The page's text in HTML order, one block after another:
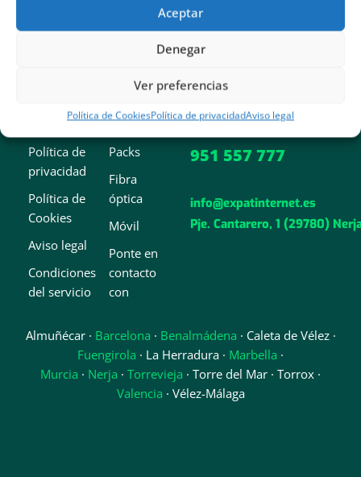
Aceptar
Denegar
Ver preferencias
Política de CookiesPolítica de privacidadAviso legal
Política de
privacidad
Política de
Cookies
Aviso legal
Condiciones
del servicio
Servicios
Packs
Fibra
óptica
Móvil
Ponte en
contacto
con
Ponte en contacto con
951 557 777
info@expatinternet.es
Pje. Cantarero, 1 (29780)
Almuñécar · Barcelona · Benalmádena · Caleta de Vélez ·
Fuengirola · La Herradura · Marbella ·
Murcia · Nerja · Torrevieja · Torre del Mar · Torrox ·
Valencia · Vélez-Málaga